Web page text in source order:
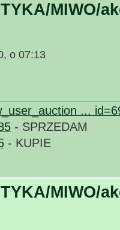
MIWO/
o 07:13
...
- SPRZEDAM
- KUPIE
MIWO/